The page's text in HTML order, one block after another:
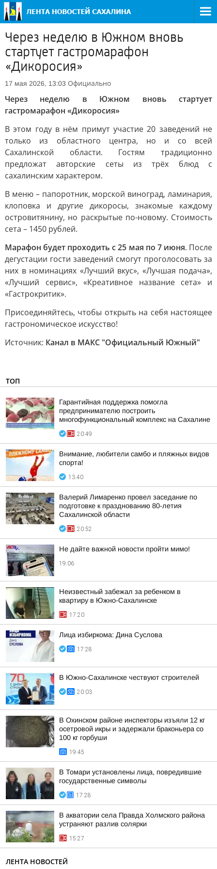
Через неделю в Южном вновь
стартует гастромарафон
«Дикоросия»
17 мая 2026, 13:03 Официально
Через неделю в Южном вновь стартует
гастромарафон «Дикоросия»
В этом году в нём примут участие 20 заведений не
только из областного центра, но и со всей
Сахалинской области. Гостям традиционно
предложат авторские сеты из трёх блюд с
сахалинским характером.
В меню – папоротник, морской виноград, ламинария,
клоповка и другие дикоросы, знакомые каждому
островитянину, но раскрытые по-новому. Стоимость
сета – 1450 рублей.
Марафон будет проходить с 25 мая по 7 июня. После
дегустации гости заведений смогут проголосовать за
них в номинациях «Лучший вкус», «Лучшая подача»,
«Лучший сервис», «Креативное название сета» и
«Гастрокритик».
Присоединяйтесь, чтобы открыть на себя настоящее
гастрономическое искусство!
Источник: Канал в МАКС "Официальный Южный"
ТОП
Гарантийная поддержка помогла
предпринимателю построить
многофункциональный комплекс на Сахалине
20:49
Внимание, любители самбо и пляжных видов
спорта!
13:40
Валерий Лимаренко провел заседание по
подготовке к празднованию 80-летия
Сахалинской области
20:52
Не дайте важной новости пройти мимо!
19:06
Неизвестный забежал за ребенком в
квартиру в Южно-Сахалинске
17:20
Лица избиркома: Дина Суслова
17:28
В Южно-Сахалинске чествуют строителей
20:03
В Охинском районе инспекторы изъяли 12 кг
осетровой икры и задержали браконьера со
100 кг горбуши
19:45
В Томари установлены лица, повредившие
государственные символы
17:28
В акватории села Правда Холмского района
устраняют разлив солярки
15:27
ЛЕНТА НОВОСТЕЙ